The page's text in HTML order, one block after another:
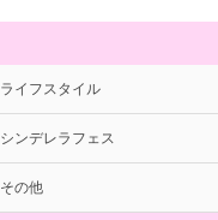
ライフスタイル
シンデレラフェス
その他